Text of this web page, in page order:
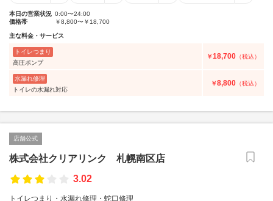
本日の営業状況 0:00〜24:00
価格帯
￥8,800〜￥18,700
主な料金・サービス
トイレつまり
高圧ポンプ
￥18,700 （税込）
水漏れ修理
トイレの水漏れ対応
￥8,800 （税込）
店舗公式
株式会社クリアリンク 札幌南区店
3.02
トイレつまり・水漏れ修理・蛇口修理